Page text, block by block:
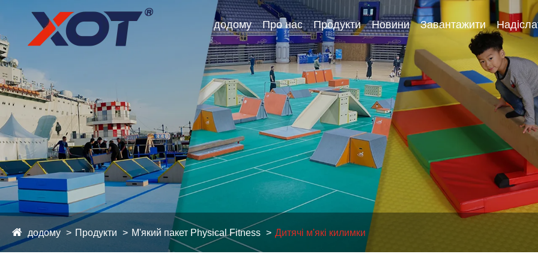
додому Про нас Продукти Новини Завантажити
додому Продукти М'який пакет Physical Fitness Дитячі м'які килимки